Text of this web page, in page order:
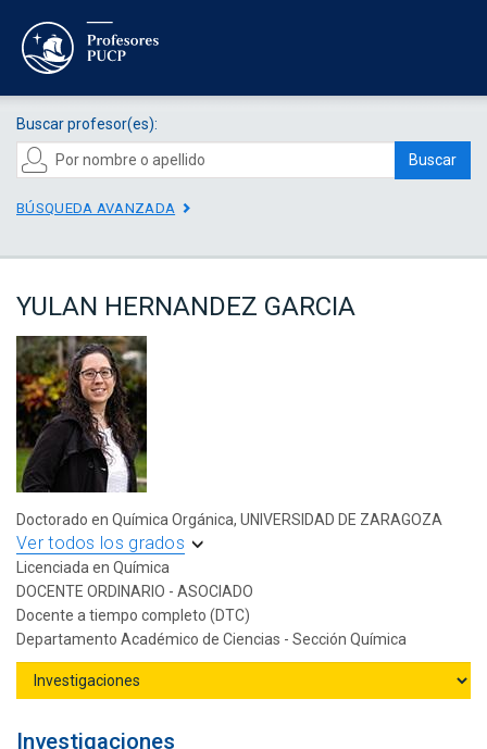
Buscar profesor(es):
Buscar
BÚSQUEDA AVANZADA
YULAN HERNANDEZ GARCIA
Doctorado en Química Orgánica, UNIVERSIDAD DE ZARAGOZA
Ver todos los grados
Licenciada en Química
DOCENTE ORDINARIO - ASOCIADO
Docente a tiempo completo (DTC)
Departamento Académico de Ciencias - Sección Química
Investigaciones